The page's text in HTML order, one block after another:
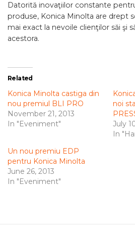
Datorită inovaţiilor constante
produse, Konica Minolta are drept
mai exact la nevoile clienţilor săi şi
acestora.
Related
Konica Minolta castiga din
nou premiul BLI PRO
November 21, 2013
In "Eveniment"
noi
July
In
Un nou premiu EDP
pentru Konica Minolta
June 26, 2013
In "Eveniment"